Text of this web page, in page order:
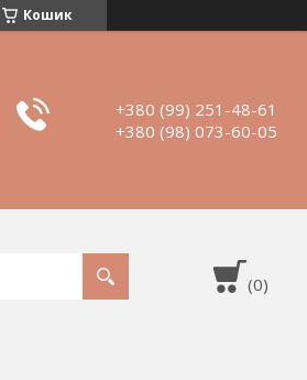
Кошик
+380 (99) 251-48-61
+380 (98) 073-60-05